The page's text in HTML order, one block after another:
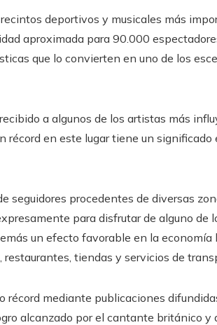
deportivos y musicales más
aproximada para 90.000
que lo convierten en uno de los
a algunos de los artistas más
récord en este lugar tiene un significado
seguidores procedentes de diversas
para disfrutar de alguno de
un efecto favorable en la economía
tiendas y servicios de
mediante publicaciones
alcanzado por el cantante británico y